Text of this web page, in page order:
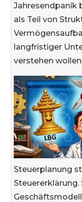
Jahresendpanik
als Teil von
langfristiger
verstehen
Steuerplanung
Steuererklärung.